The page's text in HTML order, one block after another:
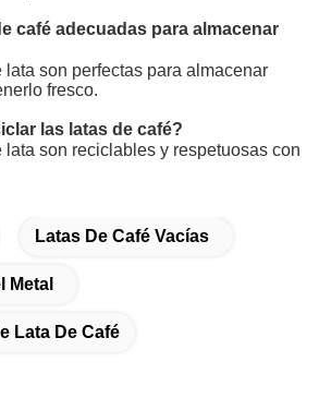
café adecuadas para almacenar
lata son perfectas para almacenar
fresco.
las latas de café?
lata son reciclables y respetuosas con
Latas De Café Vacías
Metal
Lata De Café